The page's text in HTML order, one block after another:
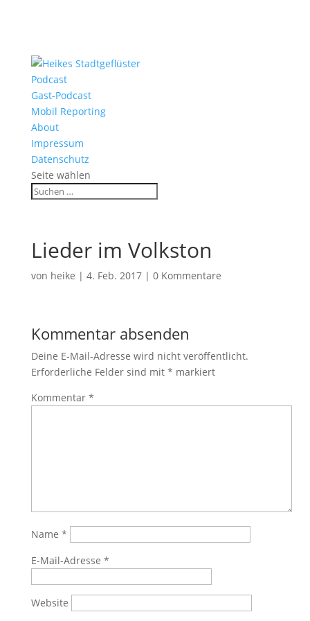
Podcast
Gast-Podcast
Mobil Reporting
About
Impressum
Datenschutz
Seite wählen
Lieder im Volkston
von heike | 4. Feb. 2017| 0 Kommentare
Kommentar absenden
Deine E-Mail-Adresse wird nicht veröffentlicht.
Erforderliche Felder sind mit * markiert
Kommentar *
Name *
E-Mail-Adresse *
Website